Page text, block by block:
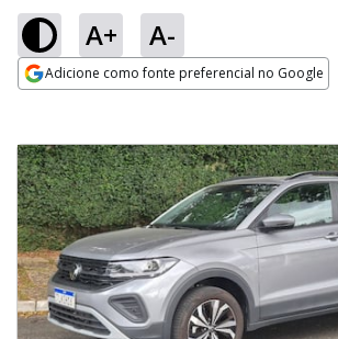
A+ A-
Adicione como fonte preferencial no Google